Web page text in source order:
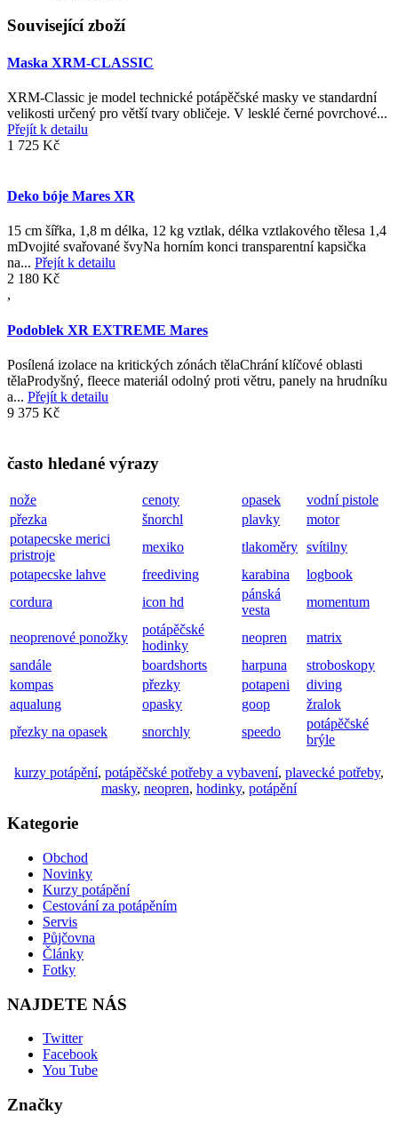
Související zboží
Maska XRM-CLASSIC
XRM-Classic je model technické potápěčské masky ve standardní
velikosti určený pro větší tvary obličeje. V lesklé černé povrchové...
Přejít k detailu
1 725 Kč
Deko bóje Mares XR
15 cm šířka, 1,8 m délka, 12 kg vztlak, délka vztlakového tělesa 1,4
mDvojité svařované švyNa horním konci transparentní kapsička
na... Přejít k detailu
2 180 Kč
,
Podoblek XR EXTREME Mares
Posílená izolace na kritických zónách tělaChrání klíčové oblasti
tělaProdyšný, fleece materiál odolný proti větru, panely na hrudníku
a... Přejít k detailu
9 375 Kč
často hledané výrazy
nože cenoty opasek
vodní pistole
přezka
šnorchl plavky
motor
potapecske merici
pristroje
mexiko tlakoměry svítilny
potapecske lahve
freediving karabina
logbook
cordura
icon hd
pánská
vesta
momentum
neoprenové ponožky
potápěčské
hodinky
neopren
matrix
sandále
boardshorts harpuna
stroboskopy
kompas
přezky potapeni
diving
aqualung
opasky goop
žralok
přezky na opasek
snorchly speedo
potápěčské
brýle
kurzy potápění, potápěčské potřeby a vybavení, plavecké potřeby,
masky, neopren, hodinky, potápění
Kategorie
Obchod
Novinky
Kurzy potápění
Cestování za potápěním
Servis
Půjčovna
Články
Fotky
NAJDETE NÁS
Twitter
Facebook
You Tube
Značky